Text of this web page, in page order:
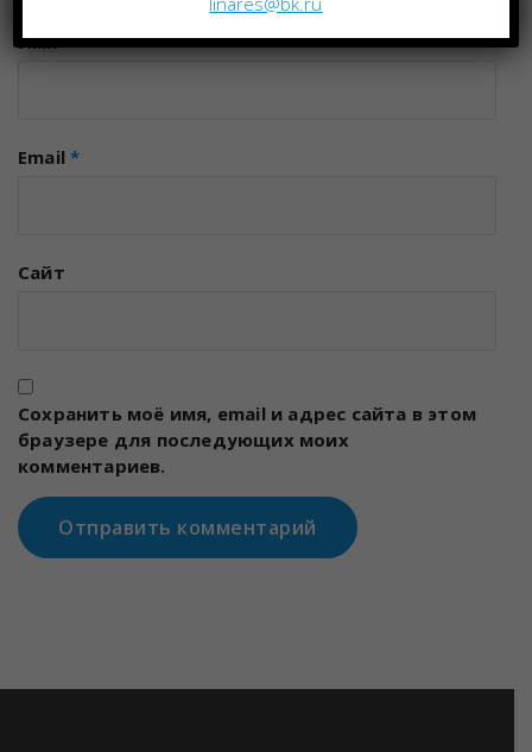
Имя*
Email*
Сайт
Сохранить моё имя, email и адрес сайта в этом
браузере для последующих моих
комментариев.